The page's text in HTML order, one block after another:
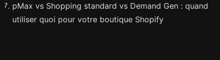
pMax vs Shopping standard vs Demand Gen : quand
utiliser quoi pour votre boutique Shopify